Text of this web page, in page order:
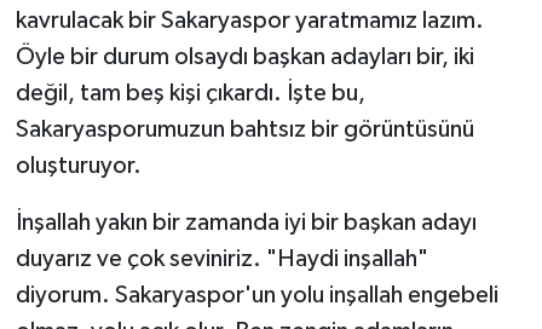
kavrulacak bir Sakaryaspor yaratmamız lazım.
Öyle bir durum olsaydı başkan adayları bir, iki
değil, tam beş kişi çıkardı. İşte bu,
Sakaryasporumuzun bahtsız bir görüntüsünü
oluşturuyor.
İnşallah yakın bir zamanda iyi bir başkan adayı
duyarız ve çok seviniriz. "Haydi inşallah"
diyorum. Sakaryaspor'un yolu inşallah engebeli